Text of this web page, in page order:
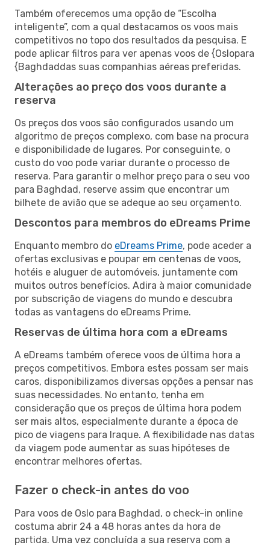
Também oferecemos uma opção de “Escolha
inteligente”, com a qual destacamos os voos mais
competitivos no topo dos resultados da pesquisa. E
pode aplicar filtros para ver apenas voos de {Oslopara
{Baghdaddas suas companhias aéreas preferidas.
Alterações ao preço dos voos durante a
reserva
Os preços dos voos são configurados usando um
algoritmo de preços complexo, com base na procura
e disponibilidade de lugares. Por conseguinte, o
custo do voo pode variar durante o processo de
reserva. Para garantir o melhor preço para o seu voo
para Baghdad, reserve assim que encontrar um
bilhete de avião que se adeque ao seu orçamento.
Descontos para membros do eDreams Prime
Enquanto membro do eDreams Prime, pode aceder a
ofertas exclusivas e poupar em centenas de voos,
hotéis e aluguer de automóveis, juntamente com
muitos outros benefícios. Adira à maior comunidade
por subscrição de viagens do mundo e descubra
todas as vantagens do eDreams Prime.
Reservas de última hora com a eDreams
A eDreams também oferece voos de última hora a
preços competitivos. Embora estes possam ser mais
caros, disponibilizamos diversas opções a pensar nas
suas necessidades. No entanto, tenha em
consideração que os preços de última hora podem
ser mais altos, especialmente durante a época de
pico de viagens para Iraque. A flexibilidade nas datas
da viagem pode aumentar as suas hipóteses de
encontrar melhores ofertas.
Fazer o check-in antes do voo
Para voos de Oslo para Baghdad, o check-in online
costuma abrir 24 a 48 horas antes da hora de
partida. Uma vez concluída a sua reserva com a